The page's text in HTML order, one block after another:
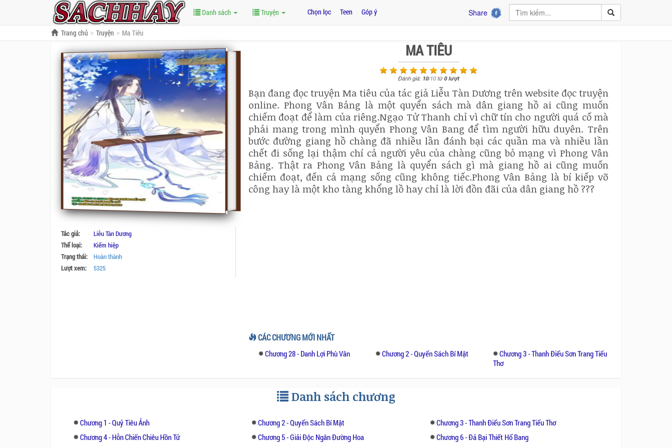
Danh sách Truyện Chọn lọc Teen Góp ý Share
Trang chủ Truyện Ma Tiêu
Tác giả:
Liễu Tàn Dương
Thể loại:
Kiếm hiệp
Trạng thái:
Hoàn thành
Lượt xem:
5325
MA TIÊU
Đánh giá: 10/10từ0lượt
Bạn đang đọc truyện Ma tiêu của tác giả Liễu Tàn Dương trên website đọc truyện
online. Phong Vân Bảng là một quyển sách mà dân giang hồ ai cũng muốn
chiếm đoạt để làm của riêng.Ngạo Tử Thanh chỉ vì chữ tín cho người quá cố mà
phải mang trong mình quyển Phong Vân Bang để tìm người hữu duyên. Trên
bước đường giang hồ chàng đã nhiều lần đánh bại các quần ma và nhiều lần
chết đi sống lại thậm chí cả người yêu của chàng cũng bỏ mạng vì Phong Vân
Bảng. Thật ra Phong Vân Bảng là quyển sách gì mà giang hồ ai cũng muốn
chiếm đoạt, đến cả mạng sống cũng không tiếc.Phong Vân Bảng là bí kiếp võ
công hay là một kho tàng khổng lồ hay chỉ là lời đồn đãi của dân giang hồ ???
CÁC CHƯƠNG MỚI NHẤT
Chương 28 - Danh Lợi Phù Vân Chương 2 - Quyển Sách Bí Mật
Chương 3 - Thanh Điểu Sơn Trang Tiểu
Thơ
Danh sách chương
Chương 1 - Quỷ Tiêu Ảnh Chương 2 - Quyển Sách Bí Mật
Chương 3 - Thanh Điểu Sơn Trang Tiểu Thơ
Chương 4 - Hỗn Chiến Chiêu Hồn Tử
Chương 5 - Giải Độc Ngân Đường Hoa
Chương 6 - Đả Bại Thiết Hổ Bang